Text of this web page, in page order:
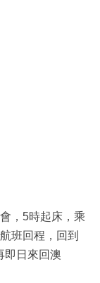
，5時起床，乘
班回程，回到
即日來回澳